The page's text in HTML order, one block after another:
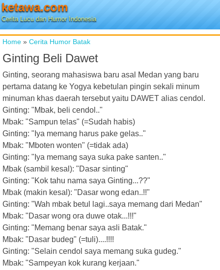
ketawa.com
Cerita Lucu dan Humor Indonesia
Home » Cerita Humor Batak
Ginting Beli Dawet
Ginting, seorang mahasiswa baru asal Medan yang baru
pertama datang ke Yogya kebetulan pingin sekali minum
minuman khas daerah tersebut yaitu DAWET alias cendol.
Ginting: "Mbak, beli cendol.."
Mbak: "Sampun telas" (=Sudah habis)
Ginting: "Iya memang harus pake gelas.."
Mbak: "Mboten wonten" (=tidak ada)
Ginting: "Iya memang saya suka pake santen.."
Mbak (sambil kesal): "Dasar sinting"
Ginting: "Kok tahu nama saya Ginting...??"
Mbak (makin kesal): "Dasar wong edan..!!"
Ginting: "Wah mbak betul lagi..saya memang dari Medan"
Mbak: "Dasar wong ora duwe otak...!!!"
Ginting: "Memang benar saya asli Batak."
Mbak: "Dasar budeg" (=tuli)....!!!!
Ginting: "Selain cendol saya memang suka gudeg."
Mbak: "Sampeyan kok kurang kerjaan."